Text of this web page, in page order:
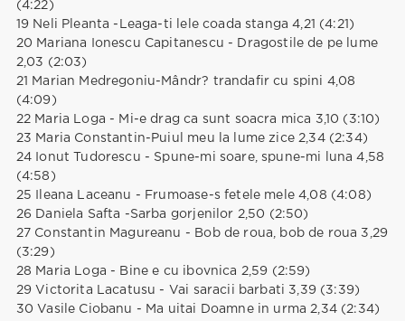
(4:22)
19 Neli Pleanta -Leaga-ti lele coada stanga 4,21 (4:21)
20 Mariana Ionescu Capitanescu - Dragostile de pe lume
2,03 (2:03)
21 Marian Medregoniu-Mândr? trandafir cu spini 4,08
(4:09)
22 Maria Loga - Mi-e drag ca sunt soacra mica 3,10 (3:10)
23 Maria Constantin-Puiul meu la lume zice 2,34 (2:34)
24 Ionut Tudorescu - Spune-mi soare, spune-mi luna 4,58
(4:58)
25 Ileana Laceanu - Frumoase-s fetele mele 4,08 (4:08)
26 Daniela Safta -Sarba gorjenilor 2,50 (2:50)
27 Constantin Magureanu - Bob de roua, bob de roua 3,29
(3:29)
28 Maria Loga - Bine e cu ibovnica 2,59 (2:59)
29 Victorita Lacatusu - Vai saracii barbati 3,39 (3:39)
30 Vasile Ciobanu - Ma uitai Doamne in urma 2,34 (2:34)